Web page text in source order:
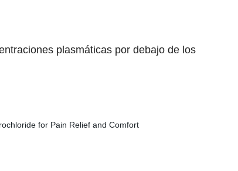
plasmáticas por debajo de los